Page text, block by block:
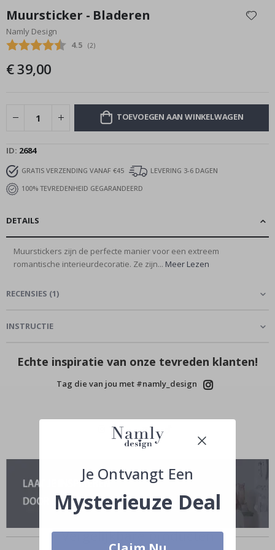
het
begin
van
afbeeldingen-
Muursticker - Bladeren
Namly Design
Gemiddelde beoordeling:
4.5 (aantal stemmen:
2)
€ 39,00
TOEVOEGEN AAN WINKELWAGEN
ID 2684
GRATIS VERZENDING VANAF €45
LEVERING 3-6 DAGEN
100% TEVREDENHEID GEGARANDEERD
DETAILS
Muurstickers zijn de perfecte manier voor een extreem
romantische interieurdecoratie. Ze zijn... Meer Lezen
RECENSIES (1)
INSTRUCTIE
Echte inspiratie van onze tevreden klanten!
Tag die van jou met #namly_design
Vergelijkbare producten
Je Ontvangt Een
Mysterieuze Deal